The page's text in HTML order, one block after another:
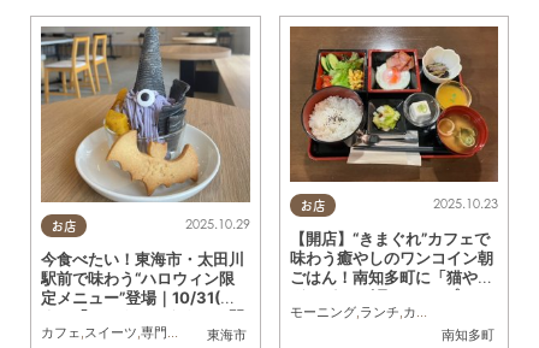
お店
東海市
2025.10.29
今食べたい！東海市・太田川
駅前で味わう“ハロウィン限
定メニュー”登場｜10/31(金)
まで「ハロウィンタウン」開
催中／ちたまる広告
カフェ スイーツ 専門店 まちネタ,季節ネタ
お店
南知多町
2025.10.23
【開店】“きまぐれ”カフェで
味わう癒やしのワンコイン朝
ごはん！南知多町に「猫やな
ぎ」が8/11(月)にオープン
モーニング, ランチ カフェ